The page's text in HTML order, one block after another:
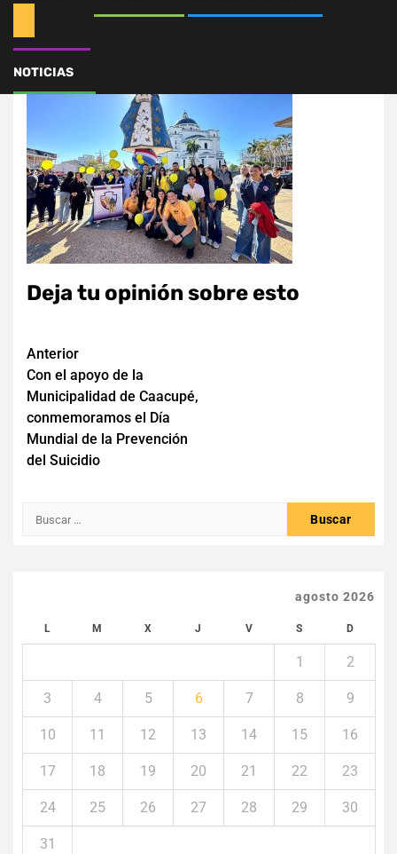
NOTICIAS
Deja tu opinión sobre esto
Navegación
de
entradas
Anterior
Con el apoyo de la
Municipalidad de Caacupé,
conmemoramos el Día
Mundial de la Prevención
del Suicidio
Buscar:
agosto 2026
L M X J V S D
1 2
3 4 5 6 7 8 9
10 11 12 13 14 15 16
17 18 19 20 21 22 23
24 25 26 27 28 29 30
31